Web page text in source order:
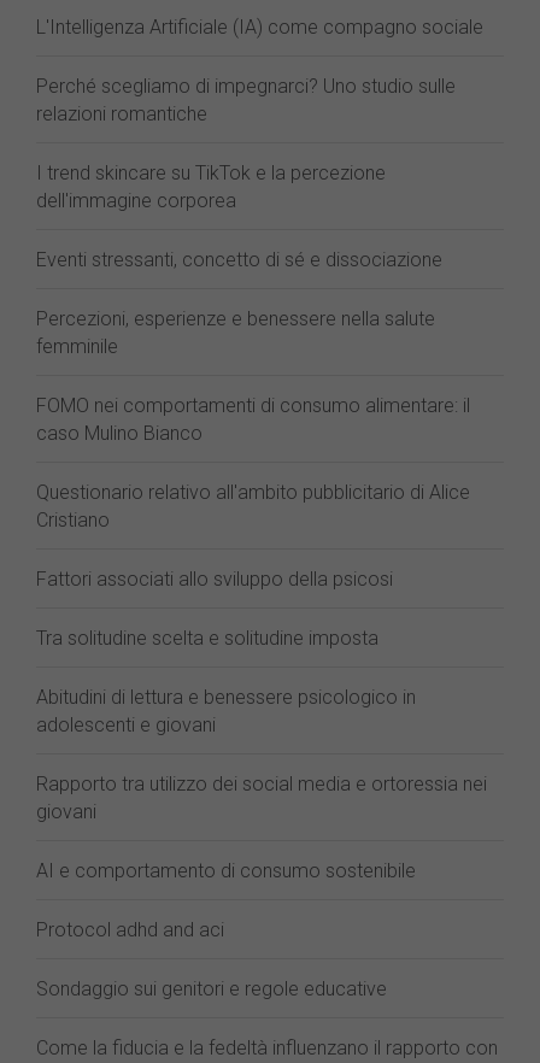
L'Intelligenza Artificiale (IA) come compagno sociale
Perché scegliamo di impegnarci? Uno studio sulle
relazioni romantiche
I trend skincare su TikTok e la percezione
dell'immagine corporea
Eventi stressanti, concetto di sé e dissociazione
Percezioni, esperienze e benessere nella salute
femminile
FOMO nei comportamenti di consumo alimentare: il
caso Mulino Bianco
Questionario relativo all'ambito pubblicitario di Alice
Cristiano
Fattori associati allo sviluppo della psicosi
Tra solitudine scelta e solitudine imposta
Abitudini di lettura e benessere psicologico in
adolescenti e giovani
Rapporto tra utilizzo dei social media e ortoressia nei
giovani
AI e comportamento di consumo sostenibile
Protocol adhd and aci
Sondaggio sui genitori e regole educative
Come la fiducia e la fedeltà influenzano il rapporto con